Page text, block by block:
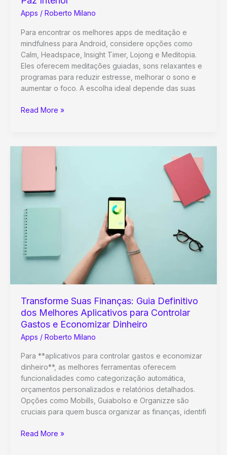
Apps / Roberto Milano
Para encontrar os melhores apps de meditação e
mindfulness para Android, considere opções como
Calm, Headspace, Insight Timer, Lojong e Meditopia.
Eles oferecem meditações guiadas, sons relaxantes e
programas para reduzir estresse, melhorar o sono e
aumentar o foco. A escolha ideal depende das suas
Os
Android:
Encontre
Sua
Paz
Interior
Read More »
Transforme Suas Finanças: Guia Definitivo
dos Melhores Aplicativos para Controlar
Gastos e Economizar Dinheiro
Apps / Roberto Milano
Para **aplicativos para controlar gastos e economizar
dinheiro**, as melhores ferramentas oferecem
funcionalidades como categorização automática,
orçamentos personalizados e relatórios detalhados.
Opções como Mobills, Guiabolso e Organizze são
cruciais para quem busca organizar as finanças, identifi
Transforme
Read More »